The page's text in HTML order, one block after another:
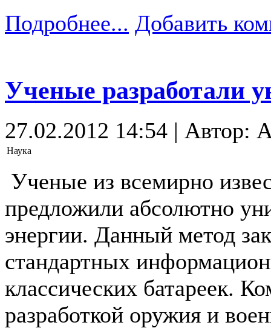
Подробнее... Добавить
Ученые разработали
27.02.2012 14:54 | Автор:
Наука
Ученые из всемирно
предложили абсолютно
энергии. Данный метод
стандартных
классических батареек.
разработкой оружия и